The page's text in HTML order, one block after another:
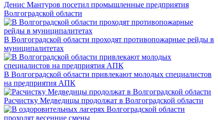
Денис Мантуров посетил промышленные предприятия
Волгоградской области
В Волгоградской области проходят противопожарные рейды в
муниципалитетах
В Волгоградской области привлекают молодых специалистов
на предприятия АПК
Расчистку Медведицы продолжат в Волгоградской области